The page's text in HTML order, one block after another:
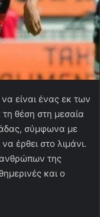
είναι ένας εκ των
θέση στη μεσαία
σύμφωνα με
έρθει στο λιμάνι.
ανθρώπων της
και ο